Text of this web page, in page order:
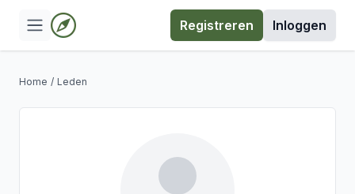
Registreren Inloggen
Home / Leden